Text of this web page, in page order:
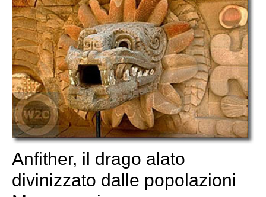
Anfither, il drago alato
divinizzato dalle popolazioni